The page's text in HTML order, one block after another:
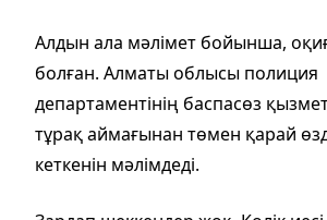
Алдын ала мәлімет бойынша,
болған. Алматы облысы полиция
департаментінің баспасөз
тұрақ аймағынан төмен қарай
кеткенін мәлімдеді.